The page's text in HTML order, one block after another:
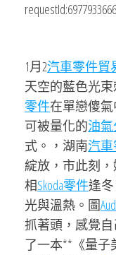
1月2汽車零件貿
天空的藍色光束
零件在單戀傻
可被量化的油
式。，湖南汽
綻放，市此刻
相Skoda零件逢冬
光與溫熱。圖
抓著頭，感覺
了一本**《量子